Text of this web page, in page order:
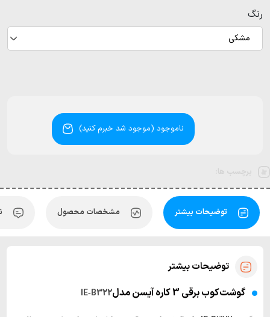
رنگ
مشکی
ناموجود (موجود شد خبرم کنید)
توضیحات بیشتر مشخصات محصول
توضیحات بیشتر
گوشت‌کوب برقی 3 کاره آیسن مدل IE‑B322